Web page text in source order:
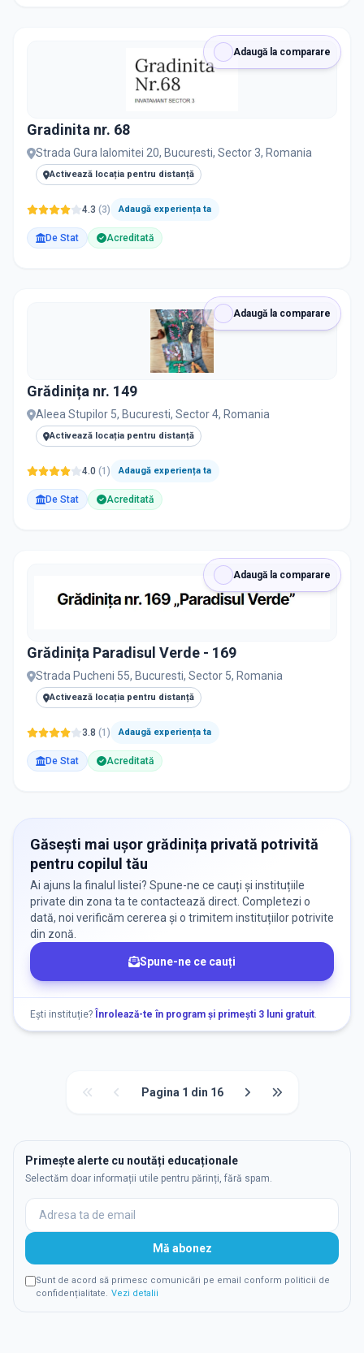
Adaugă la comparare
Gradinita nr. 68
Strada Gura Ialomitei 20, Bucuresti, Sector 3, Romania
Activează locația pentru distanță
4.3 (3) Adaugă experiența ta
De Stat Acreditată
Adaugă la comparare
Grădinița nr. 149
Aleea Stupilor 5, Bucuresti, Sector 4, Romania
Activează locația pentru distanță
4.0 (1 ) Adaugă experiența ta
De Stat Acreditată
Adaugă la comparare
Grădinița Paradisul Verde - 169
Strada Pucheni 55, Bucuresti, Sector 5, Romania
Activează locația pentru distanță
3.8 (1 ) Adaugă experiența ta
De Stat Acreditată
Găsești mai ușor grădinița privată potrivită
pentru copilul tău
Ai ajuns la finalul listei? Spune-ne ce cauți și instituțiile
private din zona ta te contactează direct. Completezi o
dată, noi verificăm cererea și o trimitem instituțiilor potrivite
din zonă.
Spune-ne ce cauți
Ești instituție? Înrolează-te în program și primești 3 luni gratuit.
Pagina 1 din 16
Primește alerte cu noutăți educaționale
Selectăm doar informații utile pentru părinți, fără spam.
Mă abonez
Sunt de acord să primesc comunicări pe email conform politicii de
confidențialitate. Vezi detalii